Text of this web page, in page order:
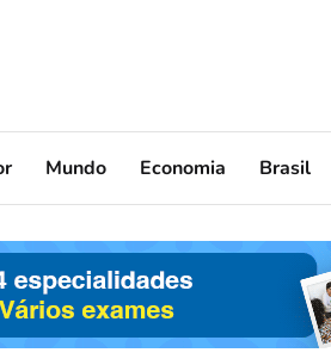
Mundo Economia Brasil